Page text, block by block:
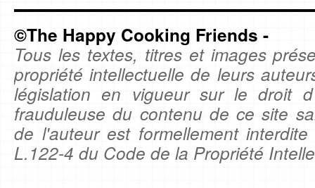
©The Happy Cooking Friends -
Tous les textes, titres et images
propriété intellectuelle de leurs
législation en vigueur sur le droit
frauduleuse du contenu de ce site
de l'auteur est formellement
L.122-4 du Code de la Propriété